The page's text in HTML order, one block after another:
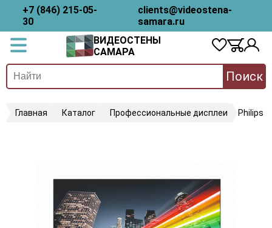
+7 (846) 215-05-
30
clients@videostena-
samara.ru
ВИДЕОСТЕНЫ
САМАРА
Поиск
Главная Каталог Профессиональные дисплеи Philips